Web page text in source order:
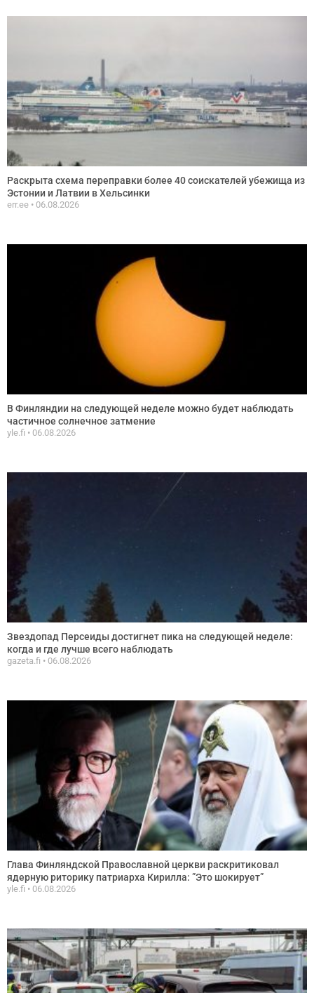
Раскрыта схема переправки более 40 соискателей убежища из
Эстонии и Латвии в Хельсинки
err.ee 06.08.2026
В Финляндии на следующей неделе можно будет наблюдать
частичное солнечное затмение
yle.fi 06.08.2026
Звездопад Персеиды достигнет пика на следующей неделе:
когда и где лучше всего наблюдать
gazeta.fi 06.08.2026
Глава Финляндской Православной церкви раскритиковал
ядерную риторику патриарха Кирилла: ”Это шокирует”
yle.fi 06.08.2026